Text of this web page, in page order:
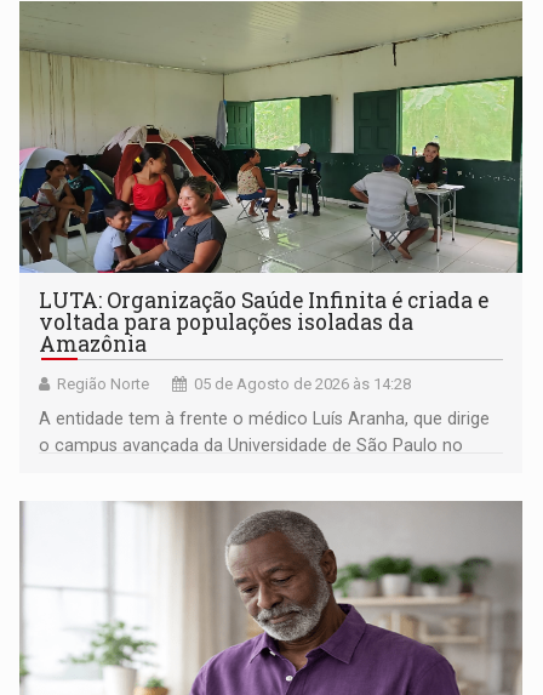
LUTA: Organização Saúde Infinita é criada e
voltada para populações isoladas da
Amazônia
Região Norte 05 de Agosto de 2026 às 14:28
A entidade tem à frente o médico Luís Aranha, que dirige
o campus avançada da Universidade de São Paulo no